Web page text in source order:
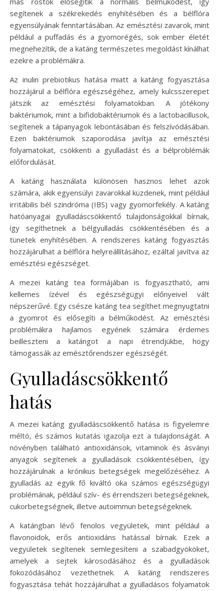
segítenek a székrekedés enyhítésében és a bélflóra
egyensúlyának fenntartásában. Az emésztési zavarok, mint
például a puffadás és a gyomorégés, sok ember életét
megnehezítik, de a katáng természetes megoldást kínálhat
ezekre a problémákra.
Az inulin prebiotikus hatása miatt a katáng fogyasztása
hozzájárul a bélflóra egészségéhez, amely kulcsszerepet
játszik az emésztési folyamatokban. A jótékony
baktériumok, mint a bifidobaktériumok és a lactobacillusok,
segítenek a tápanyagok lebontásában és felszívódásában.
Ezen baktériumok szaporodása javítja az emésztési
folyamatokat, csökkenti a gyulladást és a bélproblémák
előfordulását.
A katáng használata különösen hasznos lehet azok
számára, akik egyensúlyi zavarokkal küzdenek, mint például
irritábilis bél szindróma (IBS) vagy gyomorfekély. A katáng
hatóanyagai gyulladáscsökkentő tulajdonságokkal bírnak,
így segíthetnek a bélgyulladás csökkentésében és a
tünetek enyhítésében. A rendszeres katáng fogyasztás
hozzájárulhat a bélflóra helyreállításához, ezáltal javítva az
emésztési egészséget.
A mezei katáng tea formájában is fogyasztható, ami
kellemes ízével és egészségügyi előnyeivel vált
népszerűvé. Egy csésze katáng tea segíthet megnyugtatni
a gyomrot és elősegíti a bélműködést. Az emésztési
problémákra hajlamos egyének számára érdemes
beilleszteni a katángot a napi étrendjükbe, hogy
támogassák az emésztőrendszer egészségét.
Gyulladáscsökkentő
hatás
A mezei katáng gyulladáscsökkentő hatása is figyelemre
méltó, és számos kutatás igazolja ezt a tulajdonságát. A
növényben található antioxidánsok, vitaminok és ásványi
anyagok segítenek a gyulladások csökkentésében, így
hozzájárulnak a krónikus betegségek megelőzéséhez. A
gyulladás az egyik fő kiváltó oka számos egészségügyi
problémának, például szív- és érrendszeri betegségeknek,
cukorbetegségnek, illetve autoimmun betegségeknek.
A katángban lévő fenolos vegyületek, mint például a
flavonoidok, erős antioxidáns hatással bírnak. Ezek a
vegyületek segítenek semlegesíteni a szabadgyököket,
amelyek a sejtek károsodásához és a gyulladások
fokozódásához vezethetnek. A katáng rendszeres
fogyasztása tehát hozzájárulhat a gyulladásos folyamatok